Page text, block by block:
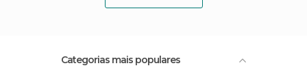
Categorias mais populares